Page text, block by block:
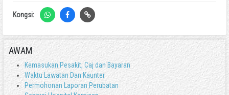
Kongsi:
AWAM
Kemasukan Pesakit, Caj dan Bayaran
Waktu Lawatan Dan Kaunter
Permohonan Laporan Perubatan